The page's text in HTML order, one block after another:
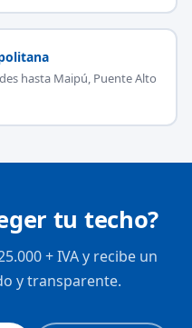
hasta Maipú, Puente Alto
tu techo?
+ IVA y recibe un
y transparente.